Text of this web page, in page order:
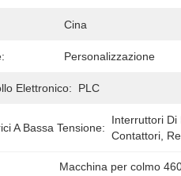
Cina
Personalizzazione
Elettronico: PLC
A Bassa Tensione:
Interruttori Di
Contattori,
Macchina per colmo